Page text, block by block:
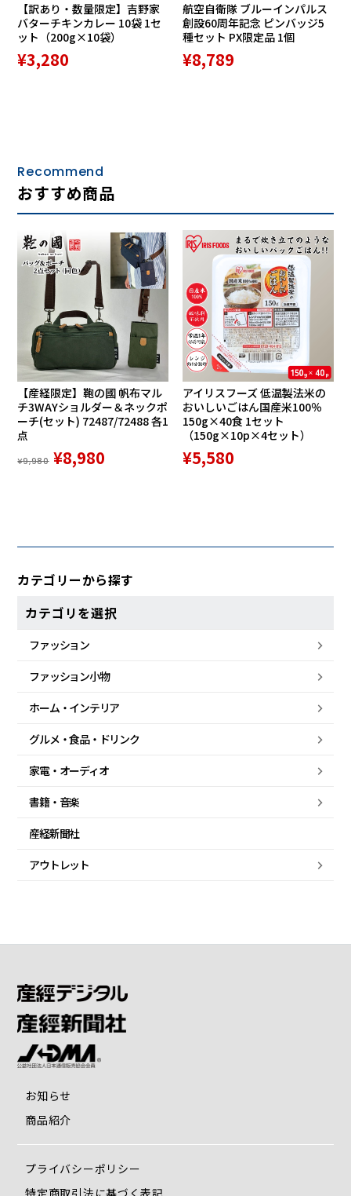
カテゴリーから探す
カテゴリを選択
ファッション
ファッション小物
ホーム・ インテリア
グルメ・食品・ ドリンク
家電・ オーディオ
書籍・音楽
産経新聞社
アウトレット
【訳あり・数量限定】吉野家
バターチキンカレー 10袋 1セ
ット（200g×10袋）
¥3,280
航空自衛隊 ブルーインパルス
創設60周年記念 ピンバッジ5
種セット PX限定品 1個
¥8,789
Recommend
おすすめ商品
【産経限定】鞄の國 帆布マル
チ3WAYショルダー＆ネックポ
ーチ(セット) 72487/72488 各1
点
¥9,980 ¥8,980
アイリスフーズ 低温製法米の
おいしいごはん国産米100％
150g×40食 1セット
（150g×10p×4セット）
¥5,580
お知らせ
商品紹介
プライバシーポリシー
特定商取引法に基づく表記